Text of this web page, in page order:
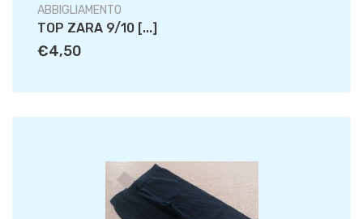
ABBIGLIAMENTO
TOP ZARA 9/10 [...]
€4,50